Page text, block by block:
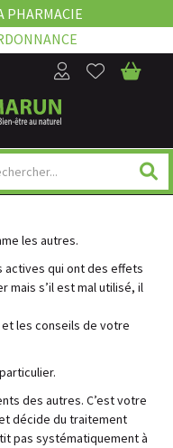
PHARMACIE
les autres.
actives qui ont des effets
mais s’il est mal utilisé, il
les conseils de votre
des autres. C’est votre
décide du traitement
pas systématiquement à